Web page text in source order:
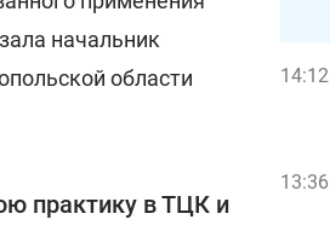
начальник
области
практику в ТЦК и
14:12
13:36